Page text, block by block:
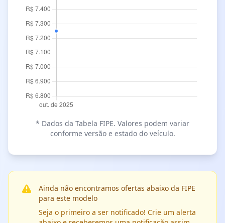
* Dados da Tabela FIPE. Valores podem variar
conforme versão e estado do veículo.
Ainda não encontramos ofertas abaixo da FIPE
para este modelo
Seja o primeiro a ser notificado! Crie um alerta